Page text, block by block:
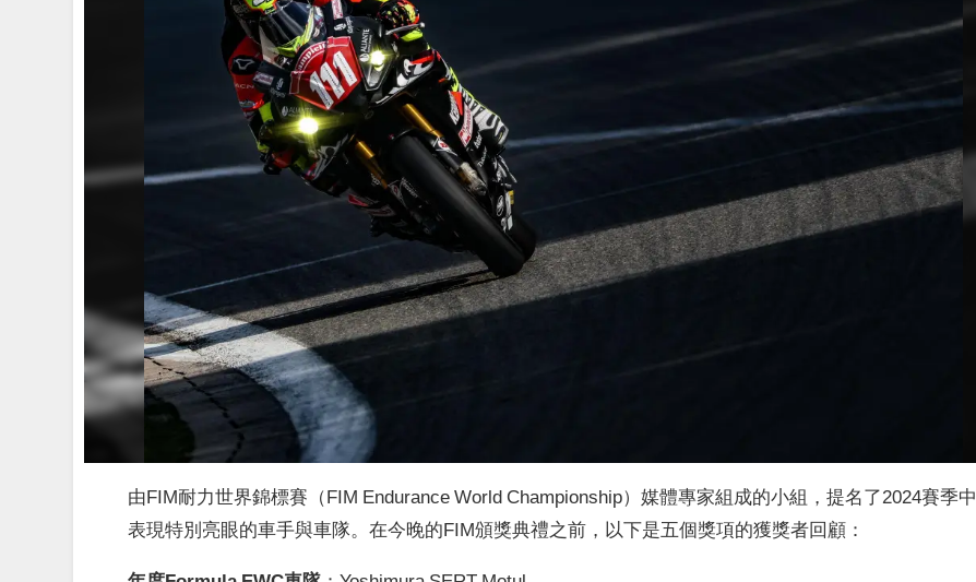
由FIM耐力世界錦標賽（FIM Endurance World Championship）媒體專家組成的小組，提名了2024賽季中
表現特別亮眼的車手與車隊。在今晚的FIM頒獎典禮之前，以下是五個獎項的獲獎者回顧：